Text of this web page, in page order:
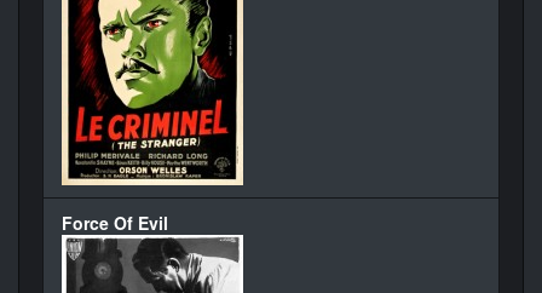
Force Of Evil